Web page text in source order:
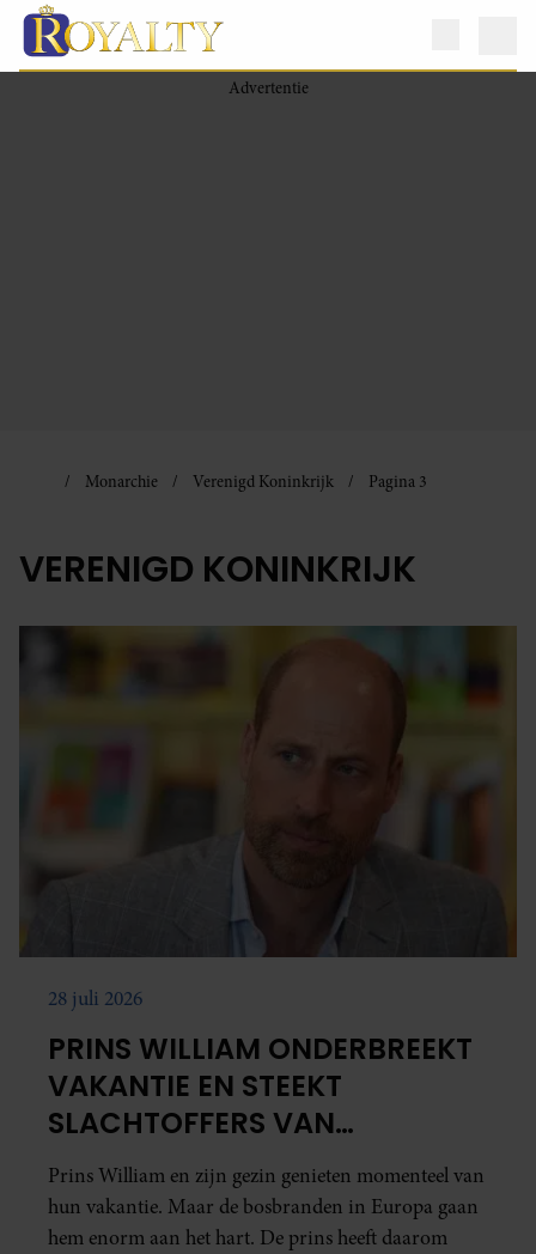
Monarchie Verenigd Koninkrijk Pagina 3
VERENIGD KONINKRIJK
28 juli 2026
PRINS WILLIAM ONDERBREEKT
VAKANTIE EN STEEKT
SLACHTOFFERS VAN
BOSBRANDEN HART ONDER DE
RIEM
Prins William en zijn gezin genieten momenteel van
hun vakantie. Maar de bosbranden in Europa gaan
hem enorm aan het hart. De prins heeft daarom